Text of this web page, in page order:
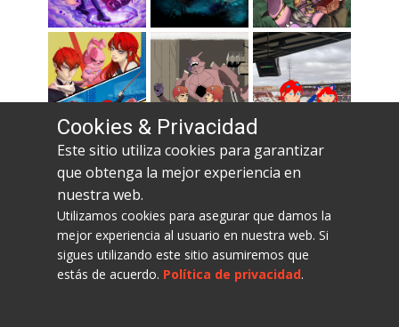
Viviana Martín CamarenaSantiago Verdú
Política de privacidad
Cookies & Privacidad
Este sitio utiliza cookies para garantizar
que obtenga la mejor experiencia en
nuestra web.
Utilizamos cookies para asegurar que damos la
mejor experiencia al usuario en nuestra web. Si
sigues utilizando este sitio asumiremos que
estás de acuerdo. Política de privacidad.